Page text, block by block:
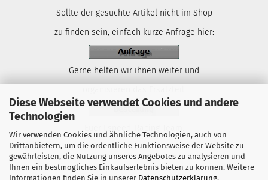
Diese Webseite verwendet Cookies und andere
Technologien
Wir verwenden Cookies und ähnliche Technologien, auch von
Drittanbietern, um die ordentliche Funktionsweise der Website zu
gewährleisten, die Nutzung unseres Angebotes zu analysieren und
Ihnen ein bestmögliches Einkaufserlebnis bieten zu können. Weitere
Informationen finden Sie in unserer Datenschutzerklärung.
Sollte der gesuchte Artikel nicht im Shop
zu finden sein, einfach kurze Anfrage hier:
Gerne helfen wir ihnen weiter und